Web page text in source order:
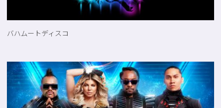
バハムートディスコ